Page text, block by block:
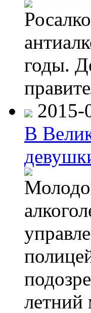
годы.
2015-
В
летний